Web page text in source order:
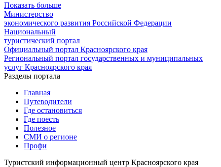
Показать больше
Министерство
экономического развития Российской Федерации
Национальный
туристический портал
Официальный портал Красноярского края
Региональный портал государственных и муниципальных
услуг Красноярского края
Разделы портала
Главная
Путеводители
Где остановиться
Где поесть
Полезное
СМИ о регионе
Профи
Туристский информационный центр Красноярского края